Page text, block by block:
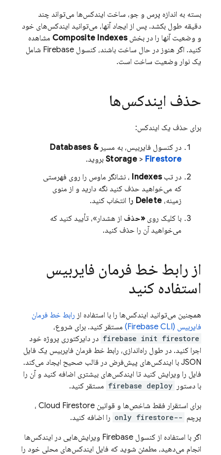
بسته به اندازه پرس و جو، ساخت ایندکس‌ها می‌تواند چند
دقیقه طول بکشد. پس از ایجاد آنها، می‌توانید ایندکس‌های خود
و وضعیت آنها را در بخشComposite Indexes مشاهده
کنید. اگر هنوز در حال ساخت باشند، کنسول Firebase شامل
یک نوار وضعیت ساخت است.
حذف ایندکس‌ها
برای حذف یک ایندکس:
در کنسول فایربیس، به مسیرDatabases &
Storage> Firestore
بروید.
در تبIndexes ، نشانگر ماوس را روی فهرستی
که می‌خواهید حذف کنید نگه دارید و از منوی
زمینه، Delete را
انتخاب کنید.
با کلیک روی «حذف از هشدار»، تأیید کنید که
می‌خواهید آن را حذف کنید.
از رابط خط فرمان فایربیس
استفاده کنید
همچنین می‌توانید ایندکس‌ها را با استفاده از رابط خط فرمان
فایربیس (Firebase CLI)
مستقر کنید. برای شروع،
firebase init firestore در دایرکتوری پروژه خود
اجرا کنید. در طول راه‌اندازی، رابط خط فرمان فایربیس یک فایل
JSON با ایندکس‌های پیش‌فرض در قالب صحیح ایجاد می‌کند.
فایل را ویرایش کنید تا ایندکس‌های بیشتری اضافه کنید و آن را
با دستور firebase deploy مستقر کنید.
برای استقرار فقط شاخص‌ها و قوانین Cloud Firestore ،
پرچم --only firestore
را اضافه کنید.
اگر با استفاده از کنسول Firebase ویرایش‌هایی در ایندکس‌ها
انجام می‌دهید، مطمئن شوید که فایل ایندکس‌های محلی خود را